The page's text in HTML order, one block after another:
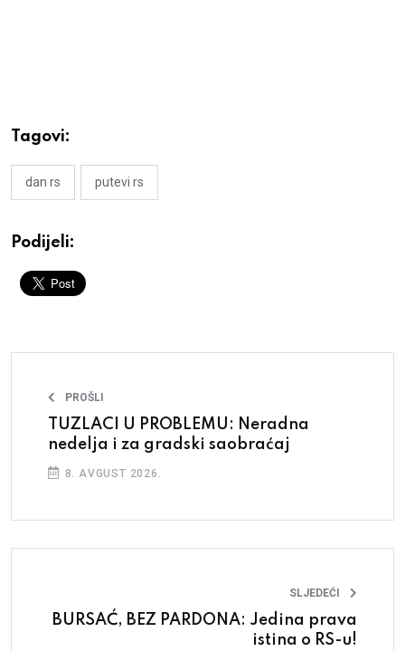
Tagovi:
dan rs putevi rs
Podijeli:
PROŠLI
TUZLACI U PROBLEMU: Neradna
nedelja i za gradski saobraćaj
8. AVGUST 2026.
SLJEDEĆI
BURSAĆ, BEZ PARDONA: Jedina prava
istina o RS-u!